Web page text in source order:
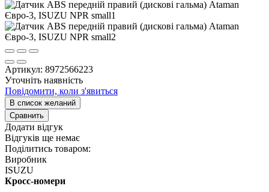
Артикул: 8972566223
Уточніть наявність
Повідомити, коли з'явиться
В список желаний
Сравнить
Додати відгук
Відгуків ще немає
Поділитись товаром:
Виробник
ISUZU
Кросс-номери